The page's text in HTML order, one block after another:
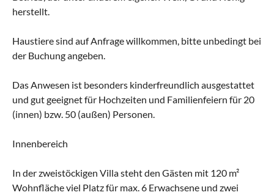
herstellt.
Haustiere sind auf Anfrage willkommen, bitte unbedingt bei
der Buchung angeben.
Das Anwesen ist besonders kinderfreundlich ausgestattet
und gut geeignet für Hochzeiten und Familienfeiern für 20
(innen) bzw. 50 (außen) Personen.
Innenbereich
In der zweistöckigen Villa steht den Gästen mit 120 m²
Wohnfläche viel Platz für max. 6 Erwachsene und zwei